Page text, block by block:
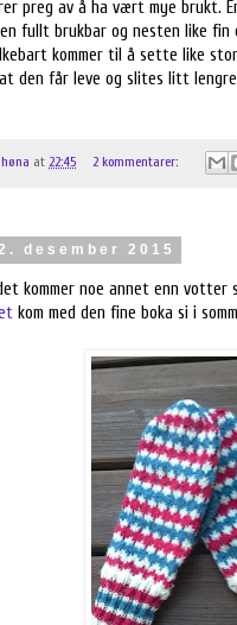
preg av å ha vært mye brukt.
fullt brukbar og nesten like fin
kommer til å sette like
den får leve og slites litt
at 22:45 2 kommentarer:
desember 2015
kommer noe annet enn votter
kom med den fine boka si i